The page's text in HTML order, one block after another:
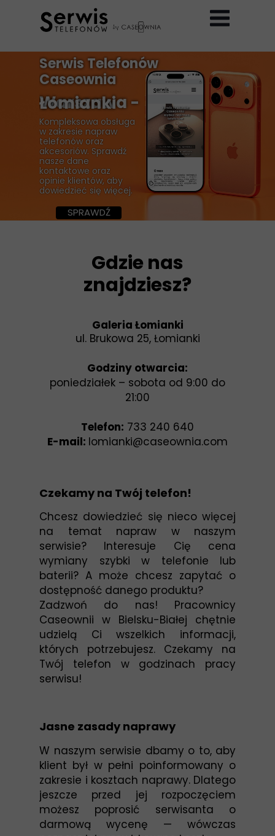
Gdzie nas
znajdziesz?
Galeria Łomianki
ul. Brukowa 25, Łomianki
Godziny otwarcia:
poniedziałek – sobota od 9:00 do
21:00
Telefon: 733 240 640
E-mail: lomianki@caseownia.com
Czekamy na Twój telefon!
Chcesz dowiedzieć się nieco więcej
na temat napraw w naszym
serwisie? Interesuje Cię cena
wymiany szybki w telefonie lub
baterii? A może chcesz zapytać o
dostępność danego produktu?
Zadzwoń do nas! Pracownicy
Caseownii w Bielsku-Białej chętnie
udzielą Ci wszelkich informacji,
których potrzebujesz. Czekamy na
Twój telefon w godzinach pracy
serwisu!
Jasne zasady naprawy
W naszym serwisie dbamy o to, aby
klient był w pełni poinformowany o
zakresie i kosztach naprawy. Dlatego
jeszcze przed jej rozpoczęciem
możesz poprosić serwisanta o
darmową wycenę — wówczas
Serwis Telefonów
Caseownia
Warszawa - Łomianki
Kompleksowa obsługa
w zakresie napraw
telefonów oraz
akcesoriów. Sprawdź
nasze dane
kontaktowe oraz
opinie klientów, aby
dowiedzieć się więcej.
SPRAWDŹ